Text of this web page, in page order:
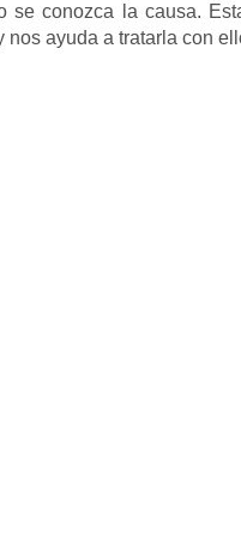
se conozca la causa.
nos ayuda a tratarla con